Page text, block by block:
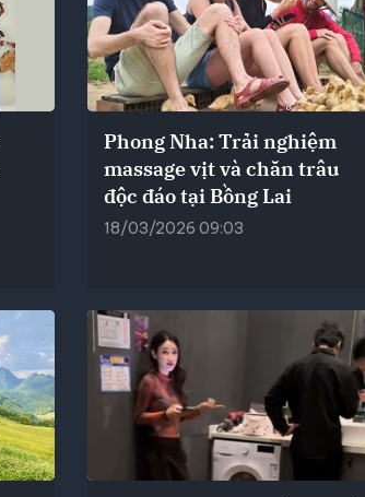
Phong Nha: Trải nghiệm
massage vịt và chăn trâu
độc đáo tại Bồng Lai
18/03/2026 09:03